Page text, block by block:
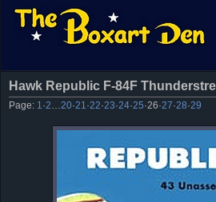
Hawk Republic F-84F
Page: 1 ·2 20·21 ·22·23·24·25·26·27·28·29